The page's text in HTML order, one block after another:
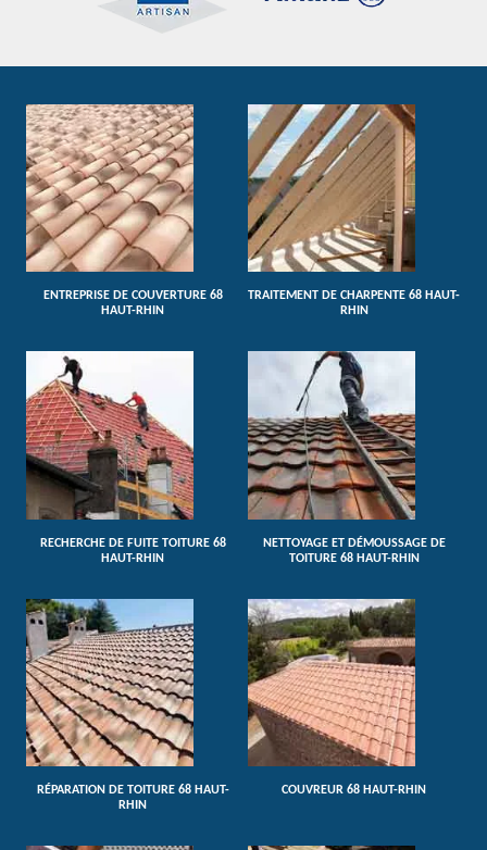
ENTREPRISE DE COUVERTURE 68
HAUT-RHIN
TRAITEMENT DE CHARPENTE 68 HAUT-
RHIN
RECHERCHE DE FUITE TOITURE 68
HAUT-RHIN
NETTOYAGE ET DÉMOUSSAGE DE
TOITURE 68 HAUT-RHIN
RÉPARATION DE TOITURE 68 HAUT-
RHIN
COUVREUR 68 HAUT-RHIN